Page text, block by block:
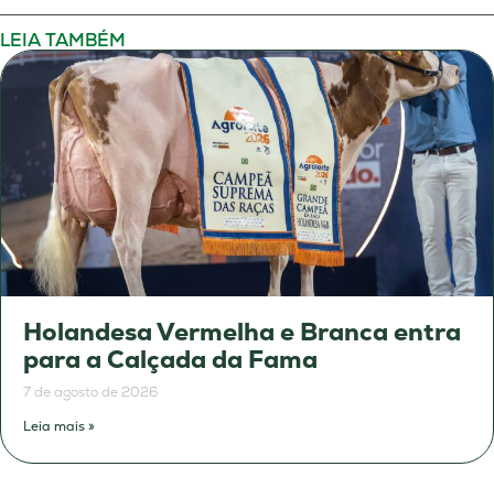
LEIA TAMBÉM
Holandesa Vermelha e Branca entra
para a Calçada da Fama
7 de agosto de 2026
Leia mais »